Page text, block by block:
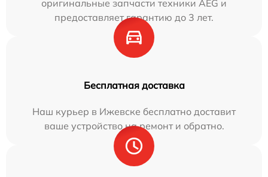
оригинальные запчасти техники AEG и
предоставляет гарантию до 3 лет.
Бесплатная доставка
Наш курьер в Ижевске бесплатно доставит
ваше устройство на ремонт и обратно.